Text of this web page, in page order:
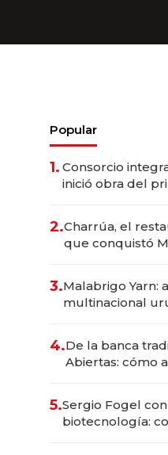
Popular
1. Consorcio
inició obra del
millones
2.Charrúa, el
que conquistó
prepara
3.Malabrigo Yarn:
multinacional
4.De la banca
Abiertas: cómo
5.Sergio Fogel
biotecnología: